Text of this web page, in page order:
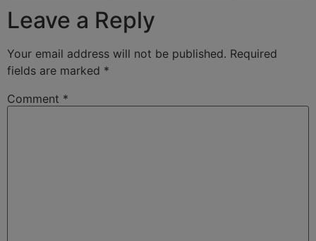
Leave a Reply
Your email address will not be published. Required
fields are marked *
Comment *